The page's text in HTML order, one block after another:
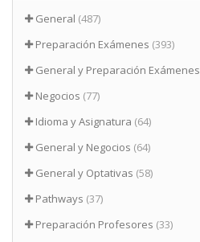
General (487)
Preparación Exámenes (393)
General y Preparación Exámenes
Negocios (77)
Idioma y Asignatura (64)
General y Negocios (64)
General y Optativas (58)
Pathways (37)
Preparación Profesores (33)